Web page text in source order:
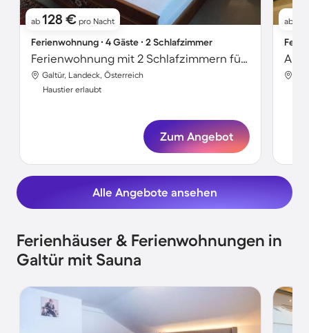
ab 128 € pro Nacht
Ferienwohnung ∙ 4 Gäste ∙ 2 Schlafzimmer
Ferienwohnung mit 2 Schlafzimmern für 4 Personen
Galtür, Landeck, Österreich
Haustier erlaubt
Zum Angebot
ab
Alle Angebote ansehen
Ferienhäuser & Ferienwohnungen in
Galtür mit Sauna